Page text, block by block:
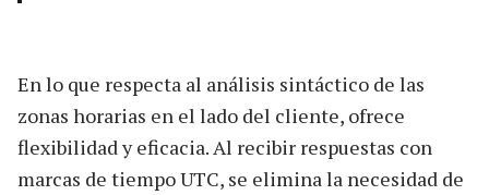
En lo que respecta al análisis sintáctico de las
zonas horarias en el lado del cliente, ofrece
flexibilidad y eficacia. Al recibir respuestas con
marcas de tiempo UTC, se elimina la necesidad de